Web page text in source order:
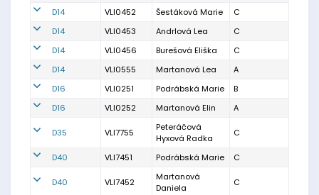
D14 VLI0452 Šestáková Marie
C
D14
VLI0453 Andrlová Lea
C
D14
VLI0456 Burešová Eliška
C
D14
VLI0555 Martanová Lea
A
D16
VLI0251 Podrábská Marie
B
D16
VLI0252 Martanová Elin A
D35 VLI7755
Peteráčová
Hyxová Radka
C
D40 VLI7451 Podrábská Marie C
D40 VLI7452
Martanová
Daniela
C